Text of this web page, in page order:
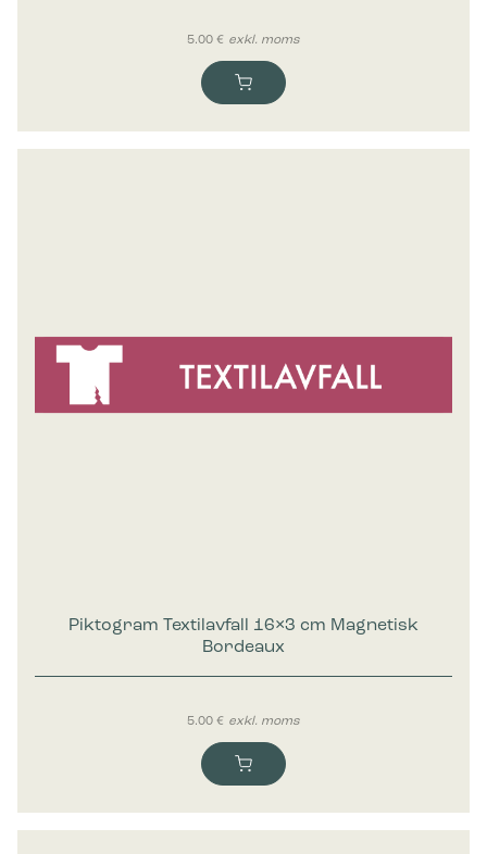
5.00€ exkl. moms
Piktogram Textilavfall 16×3 cm Magnetisk
Bordeaux
5.00€ exkl. moms